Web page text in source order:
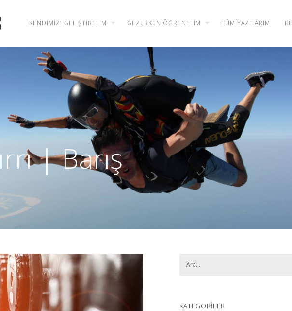
KENDIMIZI GELIŞTIRELIM GEZERKEN ÖĞRENELIM TÜM YAZILARIM
| Barış
KATEGORILER